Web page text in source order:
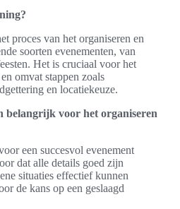
proces van het organiseren en
soorten evenementen, van
Het is cruciaal voor het
omvat stappen zoals
en locatiekeuze.
belangrijk voor het organiseren
een succesvol evenement
dat alle details goed zijn
situaties effectief kunnen
de kans op een geslaagd